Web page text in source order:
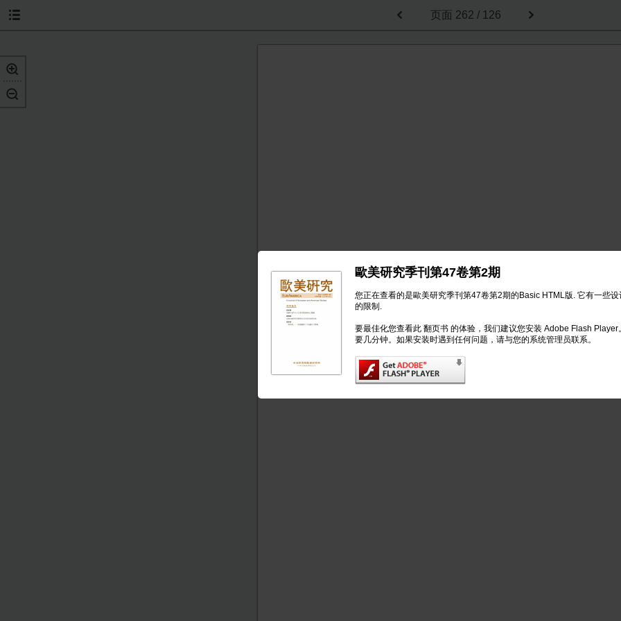
歐美研究季刊第47卷第2期
您正在查看的是歐美研究季刊第47卷第2期的Basic HTML版. 它有一些
的限制.
要最佳化您查看此 翻页书 的体验，我们建议您安装 Adobe Flash Player
要几分钟。如果安装时遇到任何问题，请与您的系统管理员联系。
页面 262 / 126